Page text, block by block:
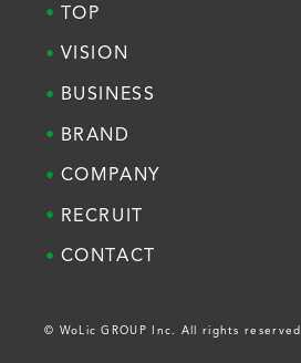
TOP
VISION
BUSINESS
BRAND
COMPANY
RECRUIT
CONTACT
© WoLic GROUP Inc. All rights reserved